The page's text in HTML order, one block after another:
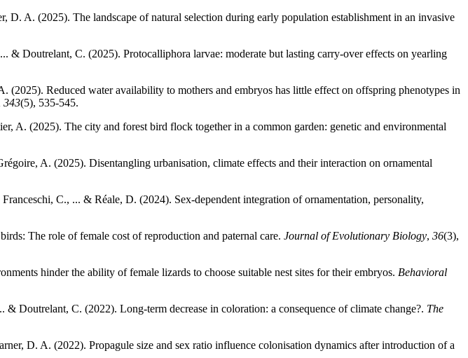
A. (2025). The landscape of natural selection during early population establishment in an invasive
& Doutrelant, C. (2025). Protocalliphora larvae: moderate but lasting carry-over effects on yearling
(2025). Reduced water availability to mothers and embryos has little effect on offspring phenotypes in
343(5), 535-545.
A. (2025). The city and forest bird flock together in a common garden: genetic and environmental
A. (2025). Disentangling urbanisation, climate effects and their interaction on ornamental
C., ... & Réale, D. (2024). Sex-dependent integration of ornamentation, personality,
The role of female cost of reproduction and paternal care. Journal of Evolutionary Biology, 36(3),
hinder the ability of female lizards to choose suitable nest sites for their embryos. Behavioral
& Doutrelant, C. (2022). Long-term decrease in coloration: a consequence of climate change?. The
D. A. (2022). Propagule size and sex ratio influence colonisation dynamics after introduction of a